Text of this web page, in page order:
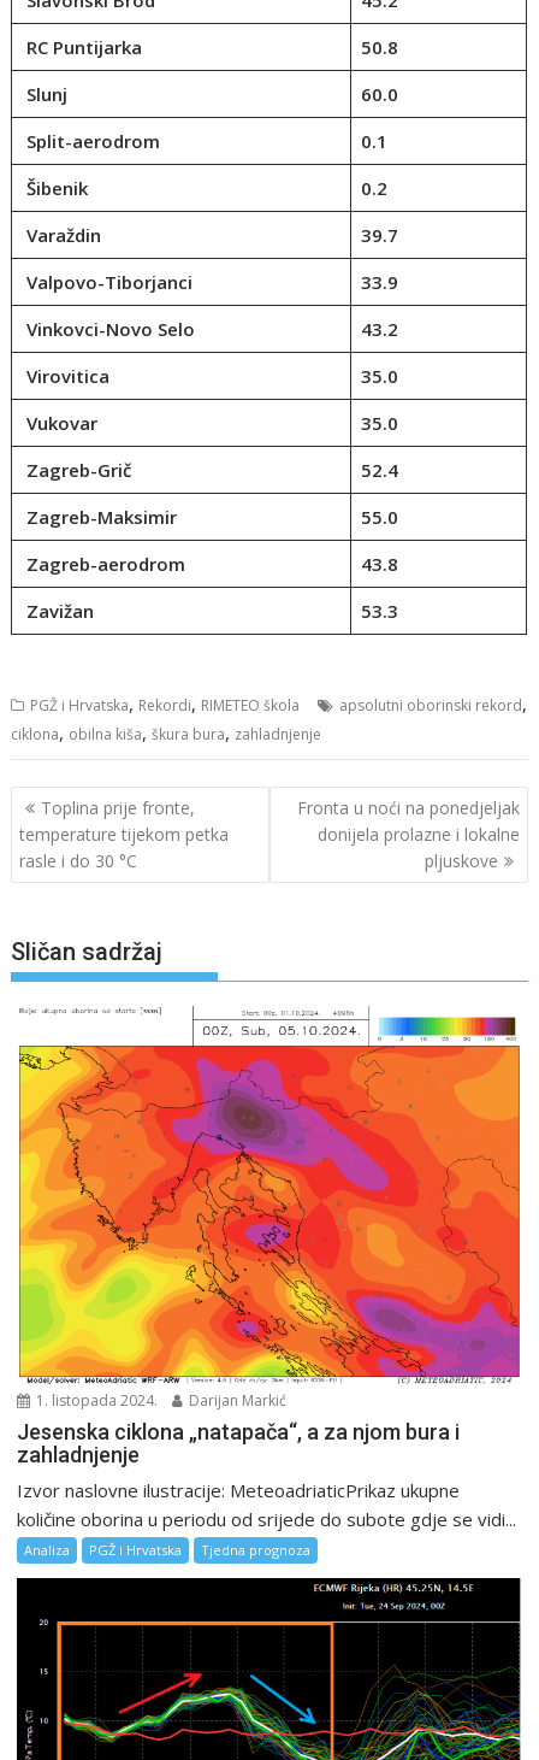
RC Puntijarka
50.8
Slunj
60.0
Split-aerodrom
0.1
Šibenik
0.2
Varaždin
39.7
Valpovo-Tiborjanci
33.9
Vinkovci-Novo Selo
43.2
Virovitica
35.0
Vukovar
35.0
Zagreb-Grič
52.4
Zagreb-Maksimir
55.0
Zagreb-aerodrom
43.8
Zavižan
53.3
PGŽ i Hrvatska, Rekordi, RIMETEO škola apsolutni oborinski rekord,
ciklona, obilna kiša,škura bura, zahladnjenje
Navigacija
objava
Toplina prije fronte,
temperature tijekom petka
rasle i do 30 °C
Fronta u noći na ponedjeljak
donijela prolazne i lokalne
pljuskove
Sličan sadržaj
1. listopada 2024. Darijan Markić
Jesenska ciklona „natapača“, a za njom bura i
zahladnjenje
Izvor naslovne ilustracije: MeteoadriaticPrikaz ukupne
količine oborina u periodu od srijede do subote gdje se vidi...
Analiza PGŽ i Hrvatska Tjedna prognoza